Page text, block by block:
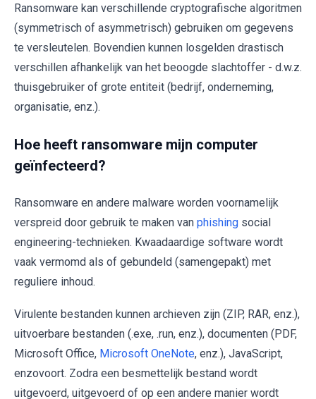
Ransomware kan verschillende cryptografische algoritmen
(symmetrisch of asymmetrisch) gebruiken om gegevens
te versleutelen. Bovendien kunnen losgelden drastisch
verschillen afhankelijk van het beoogde slachtoffer - d.w.z.
thuisgebruiker of grote entiteit (bedrijf, onderneming,
organisatie, enz.).
Hoe heeft ransomware mijn computer
geïnfecteerd?
Ransomware en andere malware worden voornamelijk
verspreid door gebruik te maken van phishing social
engineering-technieken. Kwaadaardige software wordt
vaak vermomd als of gebundeld (samengepakt) met
reguliere inhoud.
Virulente bestanden kunnen archieven zijn (ZIP, RAR, enz.),
uitvoerbare bestanden (.exe, .run, enz.), documenten (PDF,
Microsoft Office, Microsoft OneNote, enz.), JavaScript,
enzovoort. Zodra een besmettelijk bestand wordt
uitgevoerd, uitgevoerd of op een andere manier wordt